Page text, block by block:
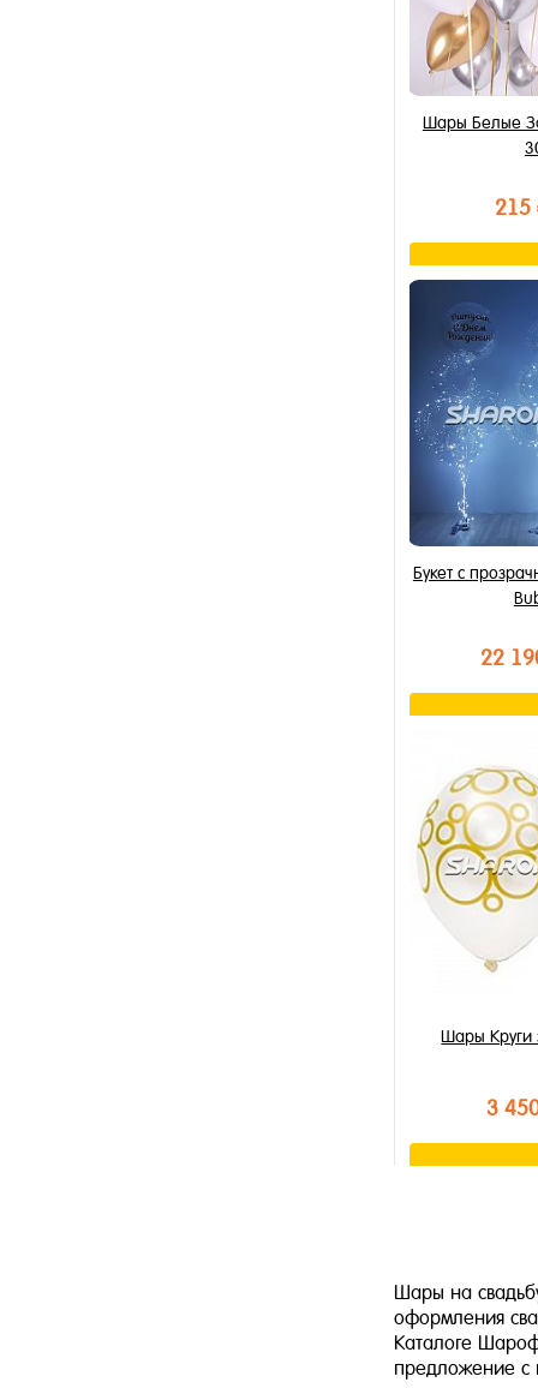
Шары Белые
В
Купить в 1
В избранное
В наличии
Букет с
22
Купить в 1
В избранное
В наличии
Шары Круги
3
В наличии
Шары на
оформления
Каталоге
предложение с